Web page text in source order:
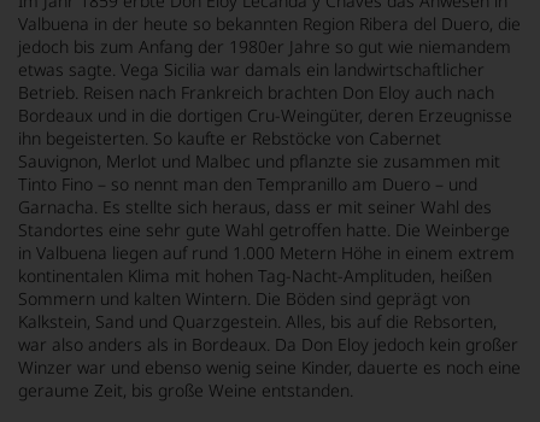
Valbuena in der heute so bekannten Region Ribera del Duero, die
jedoch bis zum Anfang der 1980er Jahre so gut wie niemandem
etwas sagte. Vega Sicilia war damals ein landwirtschaftlicher
Betrieb. Reisen nach Frankreich brachten Don Eloy auch nach
Bordeaux und in die dortigen Cru-Weingüter, deren Erzeugnisse
ihn begeisterten. So kaufte er Rebstöcke von Cabernet
Sauvignon, Merlot und Malbec und pflanzte sie zusammen mit
Tinto Fino – so nennt man den Tempranillo am Duero – und
Garnacha. Es stellte sich heraus, dass er mit seiner Wahl des
Standortes eine sehr gute Wahl getroffen hatte. Die Weinberge
in Valbuena liegen auf rund 1.000 Metern Höhe in einem extrem
kontinentalen Klima mit hohen Tag-Nacht-Amplituden, heißen
Sommern und kalten Wintern. Die Böden sind geprägt von
Kalkstein, Sand und Quarzgestein. Alles, bis auf die Rebsorten,
war also anders als in Bordeaux. Da Don Eloy jedoch kein großer
Winzer war und ebenso wenig seine Kinder, dauerte es noch eine
geraume Zeit, bis große Weine entstanden.